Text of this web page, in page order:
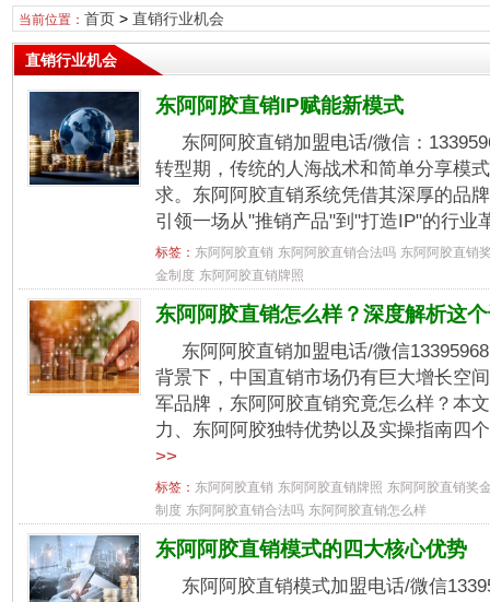
当前位置： 首页> 直销行业机会
直销行业机会
东阿阿胶直销IP赋能新模式
东阿阿胶直销加盟电话/微信：
转型期，传统的人海战术和简单分享模
求。东阿阿胶直销系统凭借其深厚的品
引领一场从"推销产品"到"打造IP"的行业
标签： 东阿阿胶直销 东阿阿胶直销合法吗 东阿阿胶直销
金制度 东阿阿胶直销牌照
东阿阿胶直销怎么样？深度解析这
东阿阿胶直销加盟电话/微信
背景下，中国直销市场仍有巨大增长空
军品牌，东阿阿胶直销究竟怎么样？本
力、东阿阿胶独特优势以及实操指南四
>>
标签： 东阿阿胶直销 东阿阿胶直销牌照 东阿阿胶直销奖
制度 东阿阿胶直销合法吗 东阿阿胶直销怎么样
东阿阿胶直销模式的四大核心优势
东阿阿胶直销模式加盟电话/微信